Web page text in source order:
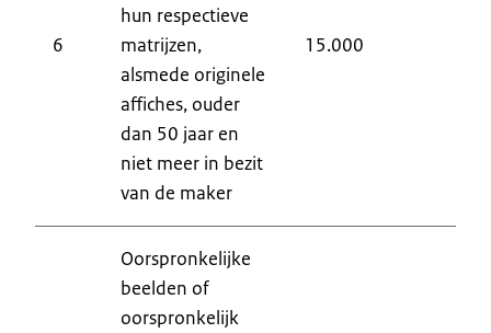
6
hun respectieve
matrijzen,
alsmede originele
affiches, ouder
dan 50 jaar en
niet meer in bezit
van de maker
15.000
Oorspronkelijke
beelden of
oorspronkelijk